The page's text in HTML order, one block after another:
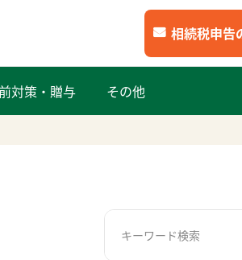
相続税申告
対策・贈与 その他